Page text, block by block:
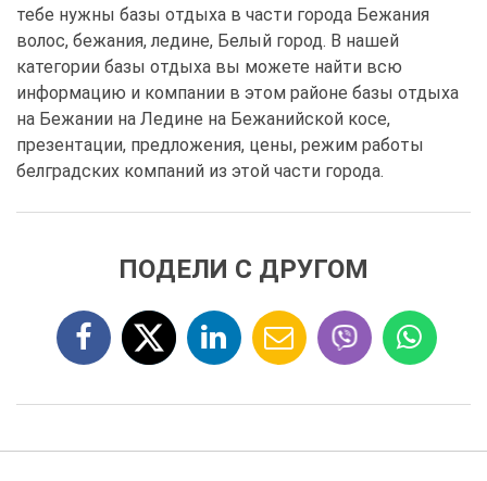
тебе нужны базы отдыха в части города Бежания
волос, бежания, ледине, Белый город. В нашей
категории базы отдыха вы можете найти всю
информацию и компании в этом районе базы отдыха
на Бежании на Ледине на Бежанийской косе,
презентации, предложения, цены, режим работы
белградских компаний из этой части города.
ПОДЕЛИ С ДРУГОМ